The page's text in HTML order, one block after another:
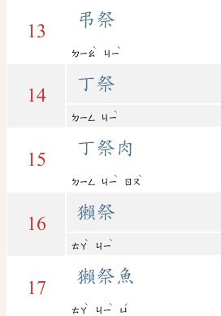
13
弔祭
ㄉㄧㄠ
ˋ
ㄐㄧ
ˋ
14
丁祭
ㄉㄧㄥ ㄐㄧ
ˋ
15
丁祭肉
ㄉㄧㄥ ㄐㄧ
ˋ
ㄖㄡ
ˋ
16
獺祭
ㄊㄚ
ˋ
ㄐㄧ
ˋ
17
獺祭魚
ㄊㄚ
ˋ
ㄐㄧ
ˋ
ㄩ
ˊ